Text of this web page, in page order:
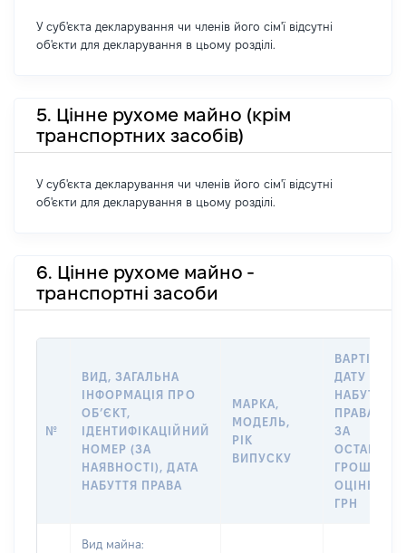
У суб'єкта декларування чи членів його сім'ї відсутні
об'єкти для декларування в цьому розділі.
5. Цінне рухоме майно (крім
транспортних засобів)
У суб'єкта декларування чи членів його сім'ї відсутні
об'єкти для декларування в цьому розділі.
6. Цінне рухоме майно -
транспортні засоби
№
ВИД, ЗАГАЛЬНА
ІНФОРМАЦІЯ ПРО
ОБʼЄКТ,
ІДЕНТИФІКАЦІЙНИЙ
НОМЕР (ЗА
НАЯВНОСТІ), ДАТА
НАБУТТЯ ПРАВА
МАРКА,
МОДЕЛЬ,
РІК
ВИПУСКУ
ВАРТІСТЬ
ДАТУ
НАБУТТЯ
ПРАВА АБО
ЗА
ОЦІНКОЮ,
ГРН
Вид майна: